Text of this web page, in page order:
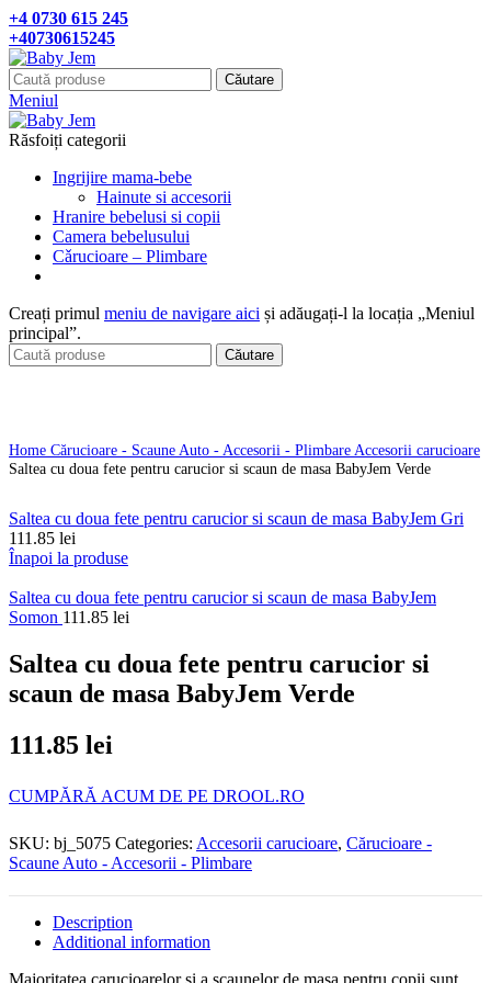
+4 0730 615 245
+40730615245
Căutare
Meniul
Răsfoiți categorii
Ingrijire mama-bebe
Hainute si accesorii
Hranire bebelusi si copii
Camera bebelusului
Cǎrucioare – Plimbare
Creați primul meniu de navigare aici și adăugați-l la locația „Meniul
principal”.
Căutare
Home Cărucioare - Scaune Auto - Accesorii - Plimbare Accesorii carucioare
Saltea cu doua fete pentru carucior si scaun de masa BabyJem Verde
Saltea cu doua fete pentru carucior si scaun de masa BabyJem Gri
111.85 lei
Înapoi la produse
Saltea cu doua fete pentru carucior si scaun de masa BabyJem
Somon 111.85 lei
Saltea cu doua fete pentru carucior si
scaun de masa BabyJem Verde
111.85 lei
CUMPĂRĂ ACUM DE PE DROOL.RO
SKU: bj_5075 Categories: Accesorii carucioare, Cărucioare -
Scaune Auto - Accesorii - Plimbare
Description
Additional information
Majoritatea carucioarelor si a scaunelor de masa pentru copii sunt